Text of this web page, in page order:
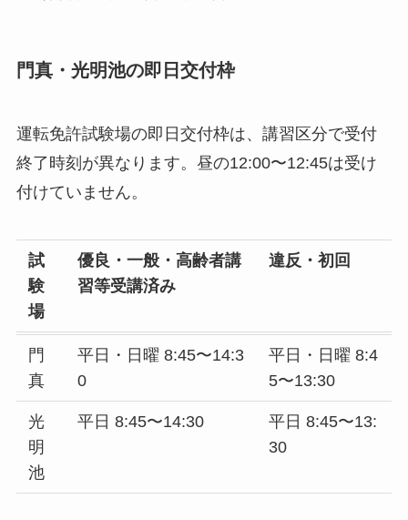
門真・光明池の即日交付枠
運転免許試験場の即日交付枠は、講習区分で受付
終了時刻が異なります。昼の12:00〜12:45は受け
付けていません。
試
験
場
優良・一般・高齢者講
習等受講済み
違反・初回
門
真
平日・日曜 8:45〜14:3
0
平日・日曜 8:4
5〜13:30
光
明
池
平日 8:45〜14:30
平日 8:45〜13:
30